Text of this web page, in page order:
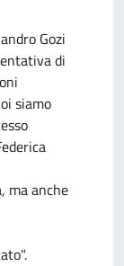
Gozi
di
siamo
ma anche